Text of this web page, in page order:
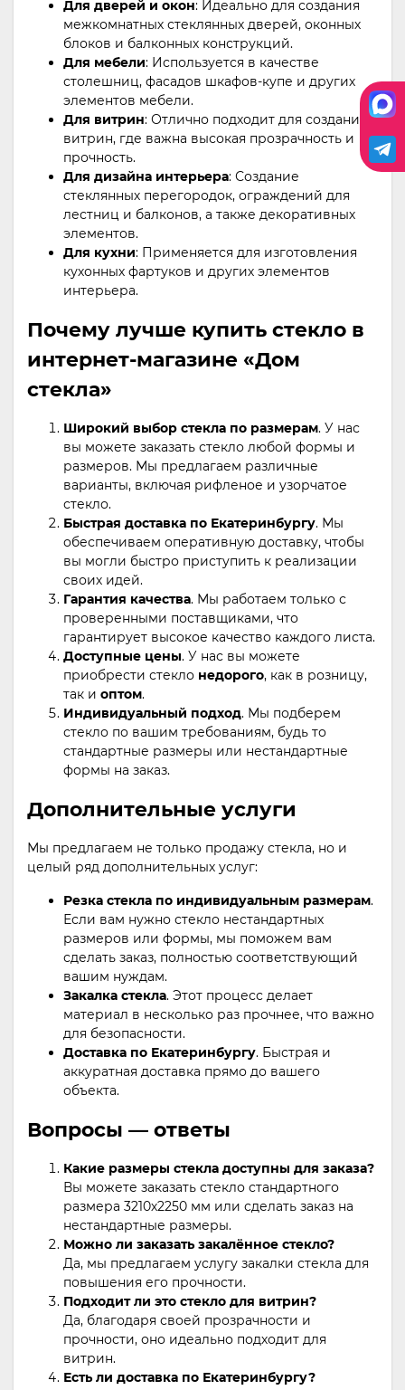
Для дверей и окон: Идеально для создания
межкомнатных стеклянных дверей, оконных
блоков и балконных конструкций.
Для мебели: Используется в качестве
столешниц, фасадов шкафов-купе и других
элементов мебели.
Для витрин: Отлично подходит для создания
витрин, где важна высокая прозрачность и
прочность.
Для дизайна интерьера: Создание
стеклянных перегородок, ограждений для
лестниц и балконов, а также декоративных
элементов.
Для кухни: Применяется для изготовления
кухонных фартуков и других элементов
интерьера.
Почему лучше купить стекло в
интернет-магазине «Дом
стекла»
Широкий выбор стекла по размерам. У нас
вы можете заказать стекло любой формы и
размеров. Мы предлагаем различные
варианты, включая рифленое и узорчатое
стекло.
Быстрая доставка по Екатеринбургу. Мы
обеспечиваем оперативную доставку, чтобы
вы могли быстро приступить к реализации
своих идей.
Гарантия качества. Мы работаем только с
проверенными поставщиками, что
гарантирует высокое качество каждого листа.
Доступные цены. У нас вы можете
приобрести стекло недорого, как в розницу,
так и оптом.
Индивидуальный подход. Мы подберем
стекло по вашим требованиям, будь то
стандартные размеры или нестандартные
формы на заказ.
Дополнительные услуги
Мы предлагаем не только продажу стекла, но и
целый ряд дополнительных услуг:
Резка стекла по индивидуальным размерам.
Если вам нужно стекло нестандартных
размеров или формы, мы поможем вам
сделать заказ, полностью соответствующий
вашим нуждам.
Закалка стекла. Этот процесс делает
материал в несколько раз прочнее, что важно
для безопасности.
Доставка по Екатеринбургу. Быстрая и
аккуратная доставка прямо до вашего
объекта.
Вопросы — ответы
Какие размеры стекла доступны для заказа?
Вы можете заказать стекло стандартного
размера 3210х2250 мм или сделать заказ на
нестандартные размеры.
Можно ли заказать закалённое стекло?
Да, мы предлагаем услугу закалки стекла для
повышения его прочности.
Подходит ли это стекло для витрин?
Да, благодаря своей прозрачности и
прочности, оно идеально подходит для
витрин.
Есть ли доставка по Екатеринбургу?